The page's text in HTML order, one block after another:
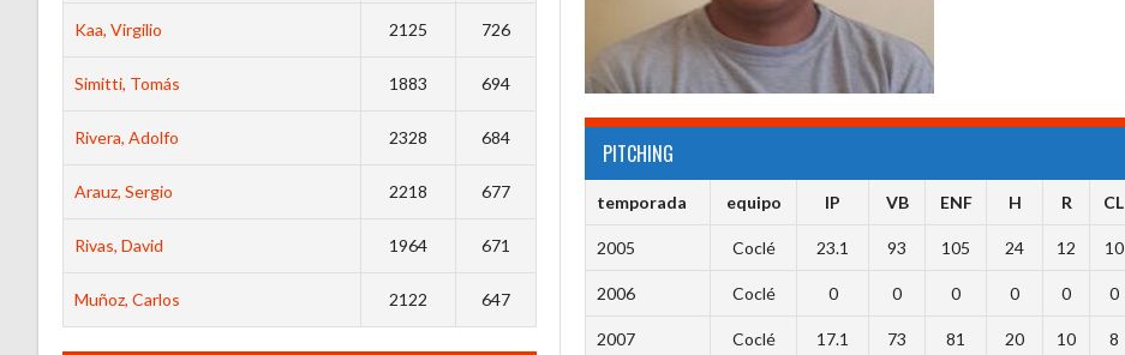
PITCHING
temporada equipo IP VB ENF H R CL
2005 Coclé 23.1 93 105 24 12 10
2006 Coclé 0 0 0 0 0 0
2007 Coclé 17.1 73 81 20 10 8
Kaa, Virgilio 2125 726
Simitti, Tomás 1883 694
Rivera, Adolfo 2328 684
Arauz, Sergio 2218 677
Rivas, David 1964 671
Muñoz, Carlos 2122 647